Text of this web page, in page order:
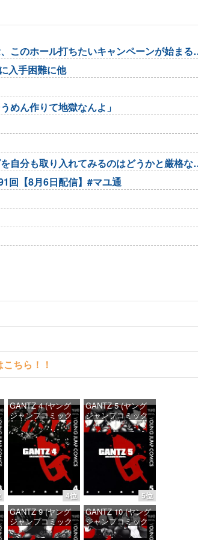
このホール打ちたいキャンペーンが始まる
入手困難に他
めん作りて地獄なんよ」
自分も取り入れてみるのはどうかと厳格な
回【8月6日配信】#マユ通
ちら！！
4位
GANTZ 4 (ヤング
ジャンプコミック
スDIGITAL)
価格：¥100
5位
GANTZ 5 (ヤング
ジャンプコミック
スDIGITAL)
価格：¥100
GANTZ 9 (ヤング
ジャンプコミック
スDIGITAL)
GANTZ 10 (ヤング
ジャンプコミック
スDIGITAL)